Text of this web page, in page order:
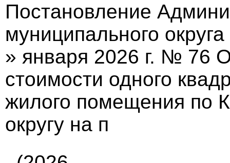
Постановление
муниципального
» января 2026 г. № 76
стоимости одного
жилого помещения по
округу на п